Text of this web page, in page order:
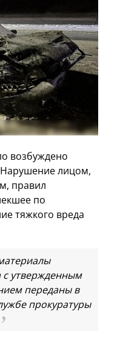
возбуждено
лицом,
правил
по
тяжкого вреда
с утвержденным
переданы в
прокуратуры